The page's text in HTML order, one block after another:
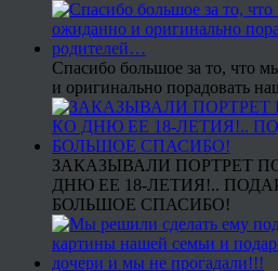
Спасибо большое за то, что
и оригинально порадовать
ЗАКАЗЫВАЛИ ПОРТРЕТ
ДНЮ ЕЕ 18-ЛЕТИЯ!..
БОЛЬШОЕ СПАСИБО!